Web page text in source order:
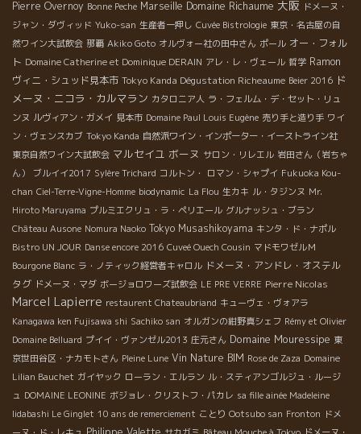
Pierre Overnoy Bonne Peche Marseille Domaine Richaume 大阪 ドメーヌ・
ジャン・ダヴィッド Yuko-san 生産者一押し Cuvée Bistrologie 東京・名古屋の自
然ワイン大試飲会 那覇 Akiko Goto オルヴォー社の田中さん ポール オー・フォル
ト Domaine Catherine et Dominique DERAIN アレ・レ・ヴェール 哲学 Ramon
ヴィニ・シュッド見本市 Tokyo Kanda Dégustation Richeaume Beier 2016 ド
メーヌ・ニコラ・カルマラン カタロニア人 ラ・フェルム・デ・セット・リュ
ンヌ ルヴィアン・ガメイ 見本市 Domaine Paul Louis Eugène 売り手と造り手 ワイ
ン・ヴェンスカブ Tokyo Kanda 自然派ワイン・インポーター・イーストライン社
東京自然ワイン大試飲会 マルセイユ ボーヌ サロン・リレエル 岩田さん（岩ちゃ
ん）
ブルイイ2017 Sylère Trichard コルトン・ ロマン・シャプイ Fukuoka Kou-
chan Ciel-Terre-Vigne-Homme biodynamic La Flou 生カキ ル・タジンヌ Mr.
Hiroto Maruyama プルミエクリュ・ラ・ペリエール グルナッシュ・ブラン
Château Ausone Nomura Naoko Tokyo Musashikoyama キンタ・ド・ナポル
Bistro UN JOUR Danse encore 2016 Cuveé Ouech Cousin マドモワゼルＭ
Bourgone Blanc ラ・ノティック経営者キャロル ドメーヌ・アンドレ・オステル
タグ ドメーヌ・マダ ボージョロワーズ試飲会 LE PRE VERRE Pierre Nicolas
Marcel Lapierre restaurent Chateaubriand キューヴェ・ヴォアラ
Kanagawa ken Fujisawa shi Sachiko san オルガンの紺野真シェフ Rémy et Olivier
Domaine Belluard プイイ・ヴァンゼル2013 庄元さん Domaine Mouressipe 東
京世田谷区・ナカモトさん Pleine Lune Vin Nature BIM Rose de Zaza Domaine
Lilian Bauchet ガイヤック ローラン・エルラン ル・スティアンゴルジュ・ルージ
ュ DOMAINE LEONINE ボジョレ・クリストフ・パカレ sa fille ainée Madeleine
Iidabashi Le Ginglet 10 ans de remerciement ことり Ootsubo san Fronton ドメ